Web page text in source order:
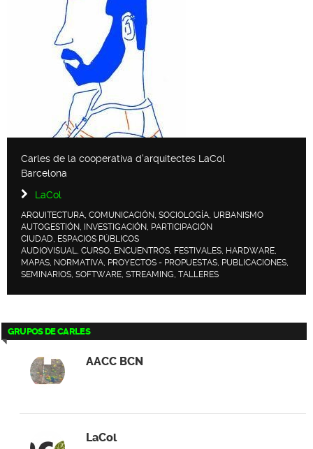
Carles de la cooperativa d'arquitectes LaCol
Barcelona
LaCol
ARQUITECTURA, COMUNICACIÓN, SOCIOLOGÍA, URBANISMO
AUTOGESTIÓN, INVESTIGACIÓN, PARTICIPACIÓN
CIUDAD, ESPACIOS PÚBLICOS
AUDIOVISUAL, CURSO, ENCUENTROS, FESTIVALES, HARDWARE,
MAPAS, NORMATIVA, PROYECTOS - PROPUESTAS, PUBLICACIONES,
SEMINARIOS, SOFTWARE, STREAMING, TALLERES
GRUPOS DE CARLES
AACC BCN
LaCol